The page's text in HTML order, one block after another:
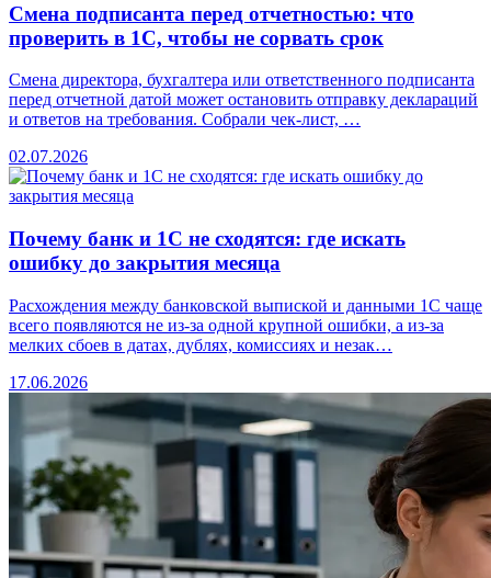
Смена подписанта перед отчетностью: что
проверить в 1С, чтобы не сорвать срок
Смена директора, бухгалтера или ответственного подписанта
перед отчетной датой может остановить отправку деклараций
и ответов на требования. Собрали чек-лист, …
02.07.2026
Почему банк и 1С не сходятся: где искать
ошибку до закрытия месяца
Расхождения между банковской выпиской и данными 1С чаще
всего появляются не из-за одной крупной ошибки, а из-за
мелких сбоев в датах, дублях, комиссиях и незак…
17.06.2026